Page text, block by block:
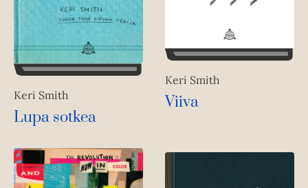
Keri Smith
Lupa sotkea
Keri Smith
Viiva